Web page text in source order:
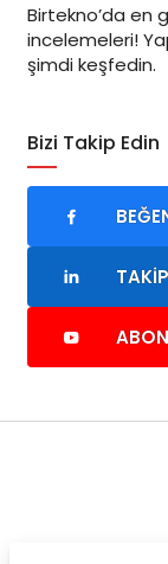
Birtekno’da en
incelemeleri!
şimdi keşfedin.
Bizi Takip Edin
TAKIP